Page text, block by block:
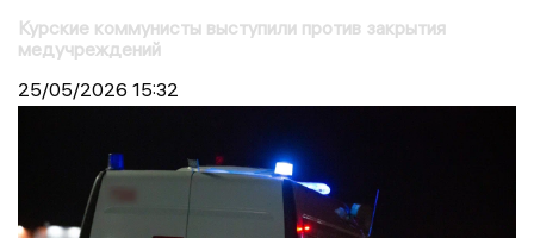
Курские коммунисты выступили против закрытия
медучреждений
25/05/2026 15:32